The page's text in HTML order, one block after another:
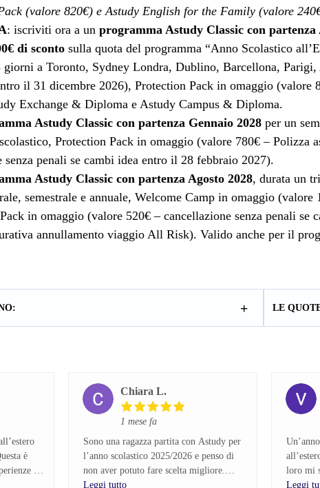
(valore 820€) e Astudy English for the Family (valore
: iscriviti ora a un programma Astudy Classic con partenza
di sconto sulla quota del programma “Anno Scolastico
a Toronto, Sydney Londra, Dublino, Barcellona,
il 31 dicembre 2026), Protection Pack in omaggio
Exchange & Diploma e Astudy Campus & Diploma.
Astudy Classic con partenza Gennaio 2028 per un
Protection Pack in omaggio (valore 780€ –
penali se cambi idea entro il 28 febbraio 2027).
Astudy Classic con partenza Agosto 2028, durata un
semestrale e annuale, Welcome Camp in omaggio
in omaggio (valore 520€ – cancellazione senza penali
annullamento viaggio All Risk). Valido anche per il
LE
è
più
mille
Chiara L.
1 mese fa
Sono una ragazza partita con Astudy per
l’anno scolastico 2025/2026 e penso di
non aver potuto fare scelta migliore.
Leggi tutto
loro mi
Leggi